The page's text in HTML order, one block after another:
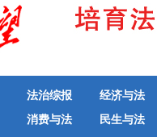
法治综报
经济与法
消费与法
民生与法